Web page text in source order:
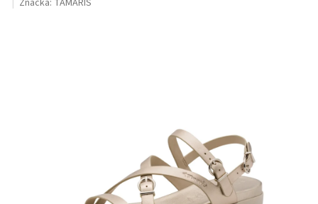
Značka: TAMARIS